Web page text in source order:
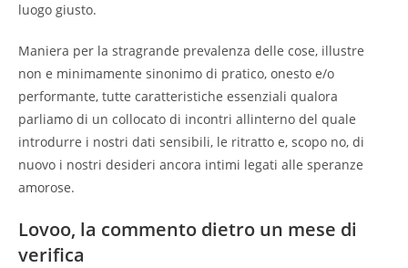
luogo giusto.
Maniera per la stragrande prevalenza delle cose, illustre
non e minimamente sinonimo di pratico, onesto e/o
performante, tutte caratteristiche essenziali qualora
parliamo di un collocato di incontri allinterno del quale
introdurre i nostri dati sensibili, le ritratto e, scopo no, di
nuovo i nostri desideri ancora intimi legati alle speranze
amorose.
Lovoo, la commento dietro un mese di
verifica